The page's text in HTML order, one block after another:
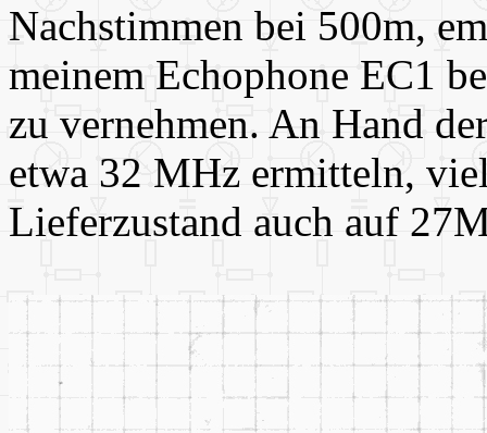
Nachstimmen bei 500m,
meinem Echophone EC1
zu vernehmen. An Hand
etwa 32 MHz ermitteln,
Lieferzustand auch auf